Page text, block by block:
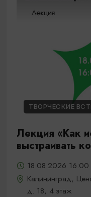
ТВОРЧЕСКИЕ
Лекция «Как
выстраивать
18.08.2026 16:00
Калининград,
д. 18, 4 этаж